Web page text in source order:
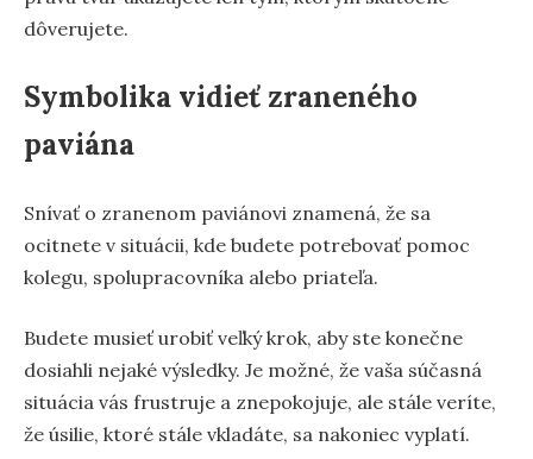
dôverujete.
Symbolika vidieť zraneného
paviána
Snívať o zranenom paviánovi znamená, že sa
ocitnete v situácii, kde budete potrebovať pomoc
kolegu, spolupracovníka alebo priateľa.
Budete musieť urobiť veľký krok, aby ste konečne
dosiahli nejaké výsledky. Je možné, že vaša súčasná
situácia vás frustruje a znepokojuje, ale stále veríte,
že úsilie, ktoré stále vkladáte, sa nakoniec vyplatí.